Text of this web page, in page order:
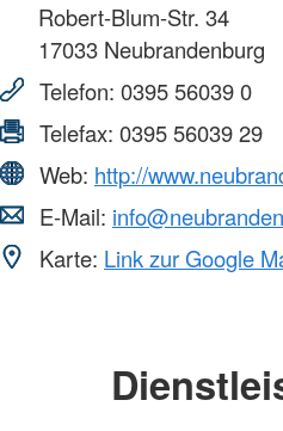
Robert-Blum-Str. 34
17033 Neubrandenburg
Telefon: 0395 56039 0
Telefax: 0395 56039 29
Web: http://
E-Mail:
Karte: Link zur Google